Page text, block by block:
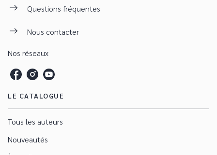
Questions fréquentes
Nous contacter
Nos réseaux
LE CATALOGUE
Tous les auteurs
Nouveautés